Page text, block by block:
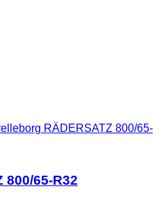
RÄDERSATZ 800/65-
800/65-R32